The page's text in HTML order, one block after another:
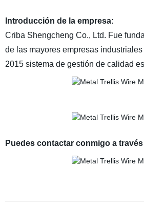
Introducción de la empresa:
Criba Shengcheng Co., Ltd. Fue
de las mayores empresas
2015 sistema de gestión de calidad
Puedes contactar conmigo a